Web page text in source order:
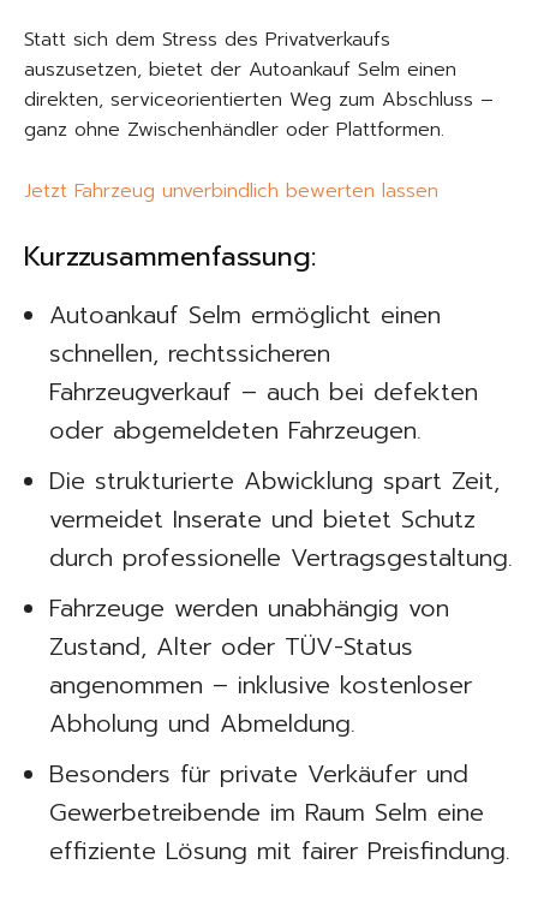
Statt sich dem Stress des Privatverkaufs
auszusetzen, bietet der Autoankauf Selm einen
direkten, serviceorientierten Weg zum Abschluss –
ganz ohne Zwischenhändler oder Plattformen.
Jetzt Fahrzeug unverbindlich bewerten lassen
Kurzzusammenfassung:
Autoankauf Selm ermöglicht einen
schnellen, rechtssicheren
Fahrzeugverkauf – auch bei defekten
oder abgemeldeten Fahrzeugen.
Die strukturierte Abwicklung spart Zeit,
vermeidet Inserate und bietet Schutz
durch professionelle Vertragsgestaltung.
Fahrzeuge werden unabhängig von
Zustand, Alter oder TÜV-Status
angenommen – inklusive kostenloser
Abholung und Abmeldung.
Besonders für private Verkäufer und
Gewerbetreibende im Raum Selm eine
effiziente Lösung mit fairer Preisfindung.